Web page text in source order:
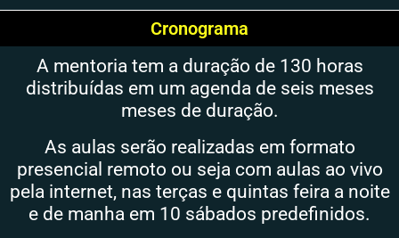
Cronograma
A mentoria tem a duração de 130 horas
distribuídas em um agenda de seis meses
meses de duração.
As aulas serão realizadas em formato
presencial remoto ou seja com aulas ao vivo
pela internet, nas terças e quintas feira a noite
e de manha em 10 sábados predefinidos.